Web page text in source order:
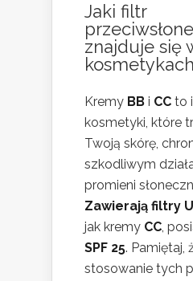
Jaki filtr
znajduje się
Kremy BB i CC to
kosmetyki, które
Twoją skórę,
szkodliwym
promieni
Zawierają filtry
jak kremy CC,
SPF 25. Pamiętaj,
stosowanie tych